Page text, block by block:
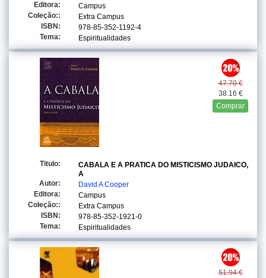
Editora:
Campus
Coleção::
Extra Campus
ISBN:
978-85-352-1192-4
Tema:
Espiritualidades
47.70 €
38.16 €
Comprar
Titulo:
CABALA E A PRATICA DO MISTICISMO JUDAICO,
A
Autor:
David A Cooper
Editora:
Campus
Coleção::
Extra Campus
ISBN:
978-85-352-1921-0
Tema:
Espiritualidades
51.94 €